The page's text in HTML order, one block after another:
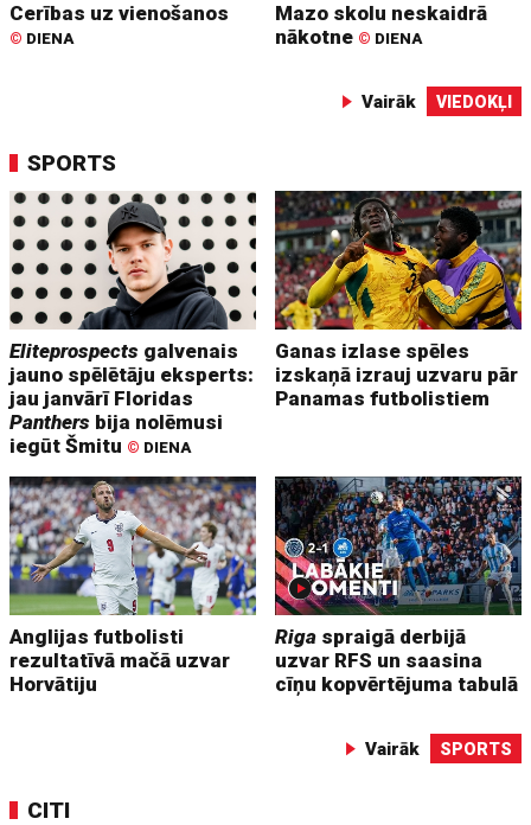
Cerības uz vienošanos
© DIENA
Mazo skolu neskaidrā
nākotne © DIENA
Vairāk VIEDOKĻI
SPORTS
Eliteprospects galvenais
jauno spēlētāju eksperts:
jau janvārī Floridas
Panthers bija nolēmusi
iegūt Šmitu © DIENA
Ganas izlase spēles
izskaņā izrauj uzvaru pār
Panamas futbolistiem
Anglijas futbolisti
rezultatīvā mačā uzvar
Horvātiju
Riga spraigā derbijā
uzvar RFS un saasina
cīņu kopvērtējuma tabulā
Vairāk SPORTS
CITI